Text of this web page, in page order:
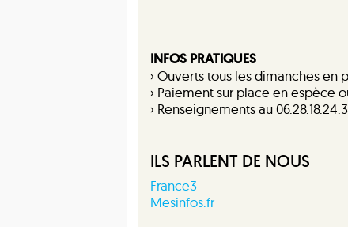
INFOS PRATIQUES
› Ouverts tous les dimanches en
› Paiement sur place en espèce
› Renseignements au
ILS PARLENT DE NOUS
France3
Mesinfos.fr